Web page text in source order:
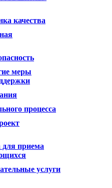
качества
меры
процесса
приема
услуги